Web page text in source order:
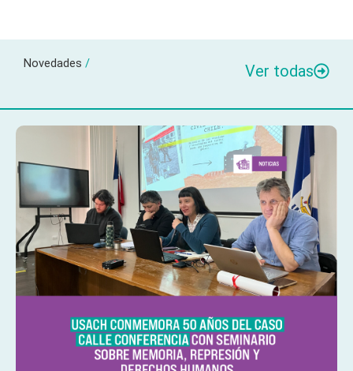
Novedades / Ver todas